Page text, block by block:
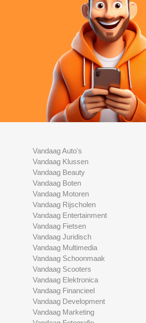
Vandaag Auto's
Vandaag Klussen
Vandaag Beauty
Vandaag Boten
Vandaag Motoren
Vandaag Rijscholen
Vandaag Entertainment
Vandaag Fietsen
Vandaag Juridisch
Vandaag Multimedia
Vandaag Schoonmaak
Vandaag Scooters
Vandaag Elektronica
Vandaag Financieel
Vandaag Development
Vandaag Marketing